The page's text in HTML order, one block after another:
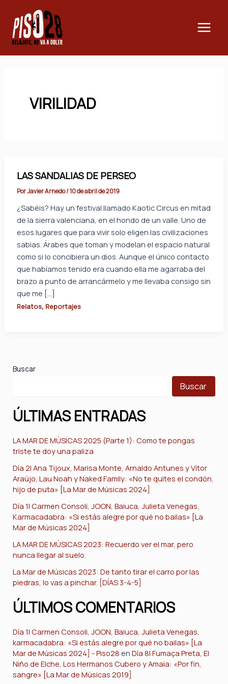
contenido
VIRILIDAD
LAS SANDALIAS DE PERSEO
PorJavier Arnedo/10 de abril de 2019
¿Sabéis? Hay un festival llamado Kaotic Circus en mitad
de la sierra valenciana, en el hondo de un valle. Uno de
esos lugares que para vivir solo eligen las civilizaciones
sabias. Árabes que toman y modelan el espacio natural
como si lo concibiera un dios. Aunque el único contacto
que habíamos tenido era cuando ella me agarraba del
brazo a punto de arrancármelo y me llevaba consigo sin
que me […]
Relatos, Reportajes
Buscar
Buscar
ÚLTIMAS ENTRADAS
LA MAR DE MÚSICAS 2025 (Parte 1): Como te pongas
triste te doy una paliza
Día 2| Ana Tijoux, Marisa Monte, Arnaldo Antunes y Vítor
Araújo, Lau Noah y Naked Family: «No te quites el condón,
hijo de puta» [La Mar de Músicas 2024]
Día 1| Carmen Consoli, JOON, Baiuca, Julieta Venegas,
Karmacadabra: «Si estás alegre por qué no bailas» [La
Mar de Músicas 2024]
LA MAR DE MÚSICAS 2023: Recuerdo ver el mar, pero
nunca llegar al suelo.
La Mar de Músicas 2023: De tanto tirar el carro por las
piedras, lo vas a pinchar. [DÍAS 3-4-5]
ÚLTIMOS COMENTARIOS
Día 1| Carmen Consoli, JOON, Baiuca, Julieta Venegas,
karmacadabra: «Si estás alegre por qué no bailas» [La
Mar de Músicas 2024] - Piso28 enDía 8| Fumaça Preta, El
Niño de Elche, Los Hermanos Cubero y Amaia: «Por fin,
sangre» [La Mar de Músicas 2019]